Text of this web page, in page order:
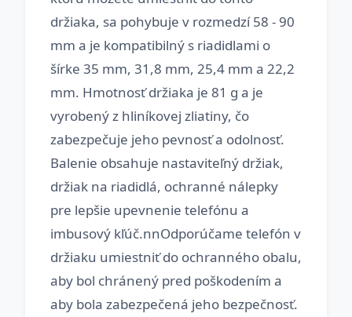
držiaka, sa pohybuje v rozmedzí 58 - 90
mm a je kompatibilný s riadidlami o
šírke 35 mm, 31,8 mm, 25,4 mm a 22,2
mm. Hmotnosť držiaka je 81 g a je
vyrobený z hliníkovej zliatiny, čo
zabezpečuje jeho pevnosť a odolnosť.
Balenie obsahuje nastaviteľný držiak,
držiak na riadidlá, ochranné nálepky
pre lepšie upevnenie telefónu a
imbusový kľúč.nnOdporúčame telefón v
držiaku umiestniť do ochranného obalu,
aby bol chránený pred poškodením a
aby bola zabezpečená jeho bezpečnosť.